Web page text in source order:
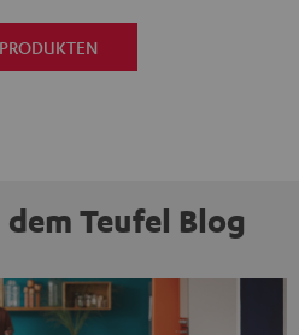
Teufel Blog